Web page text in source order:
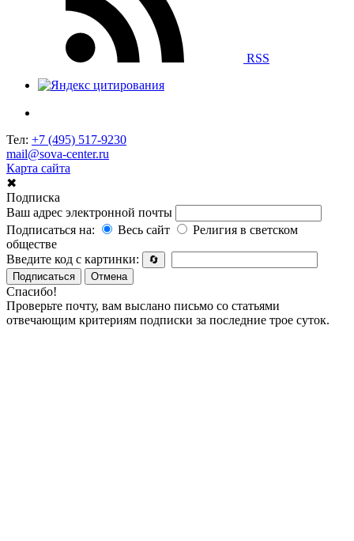
RSS
Тел: +7 (495) 517-9230
mail@sova-center.ru
Карта сайта
✖
Подписка
Ваш адрес электронной почты
Подписаться на:
Весь сайт
Религия в светском
обществе
Введите код с картинки:
🔄
Подписаться
Отмена
Спасибо!
Проверьте почту, вам выслано письмо со статьями
отвечающим критериям подписки за последние трое суток.